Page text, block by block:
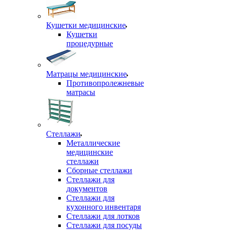
Кушетки медицинские
Кушетки
процедурные
Матрацы медицинские
Противопролежневые
матрасы
Стеллажи
Металлические
медицинские
стеллажи
Сборные стеллажи
Стеллажи для
документов
Стеллажи для
кухонного инвентаря
Стеллажи для лотков
Стеллажи для посуды